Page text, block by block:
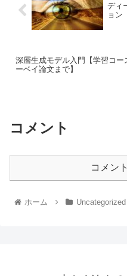
ディ
ョン
深層生成モデル入門【学習コー
ーベイ論文まで】
コメント
コメン
ホーム Uncategorized